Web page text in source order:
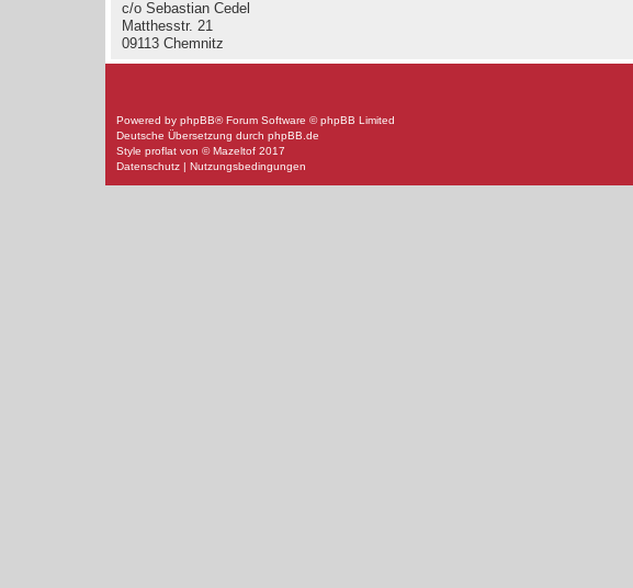
c/o Sebastian Cedel
Matthesstr. 21
09113 Chemnitz
Powered by phpBB® Forum Software © phpBB Limited
Deutsche Übersetzung durch phpBB.de
Style proflat von ©Mazeltof 2017
Datenschutz | Nutzungsbedingungen